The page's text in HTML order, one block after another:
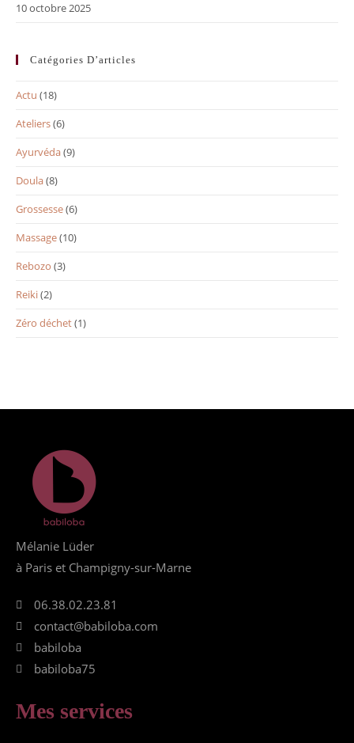
10 octobre 2025
Catégories D’articles
Actu (18)
Ateliers(6)
Ayurvéda(9)
Doula(8)
Grossesse(6)
Massage(10)
Rebozo (3)
Reiki(2)
Zéro déchet(1)
Mélanie Lüder
à Paris et Champigny-sur-Marne
06.38.02.23.81
contact@babiloba.com
babiloba
babiloba75
Mes services